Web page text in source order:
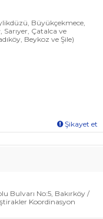
Büyükçekmece,
Çatalca ve
Beykoz ve Şile)
Şikayet et
Bulvarı No:5, Bakırköy /
Koordinasyon